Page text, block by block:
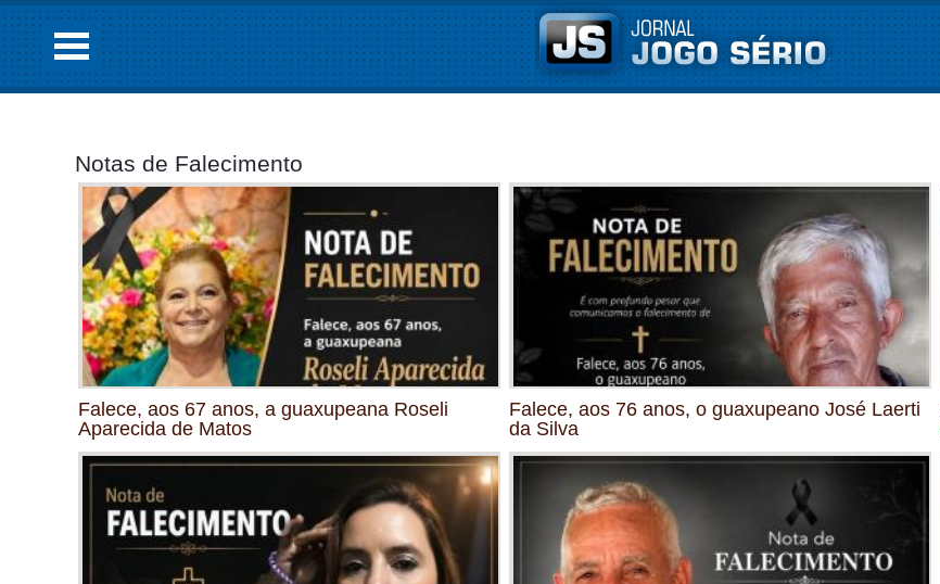
Notas de Falecimento
Falece, aos 67 anos, a guaxupeana Roseli
Aparecida de Matos
Falece, aos 76 anos, o guaxupeano José Laerti
da Silva